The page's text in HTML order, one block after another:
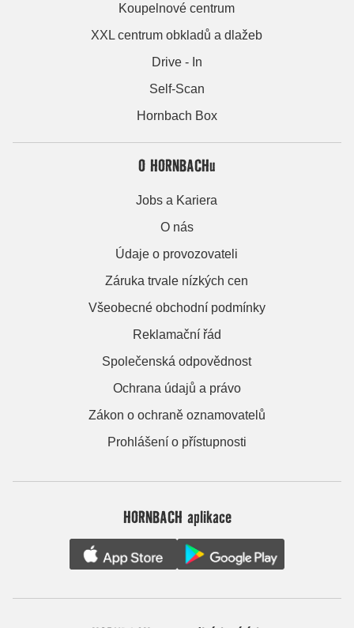
Koupelnové centrum
XXL centrum obkladů a dlažeb
Drive - In
Self-Scan
Hornbach Box
O HORNBACHu
Jobs a Kariera
O nás
Údaje o provozovateli
Záruka trvale nízkých cen
Všeobecné obchodní podmínky
Reklamační řád
Společenská odpovědnost
Ochrana údajů a právo
Zákon o ochraně oznamovatelů
Prohlášení o přístupnosti
HORNBACH aplikace